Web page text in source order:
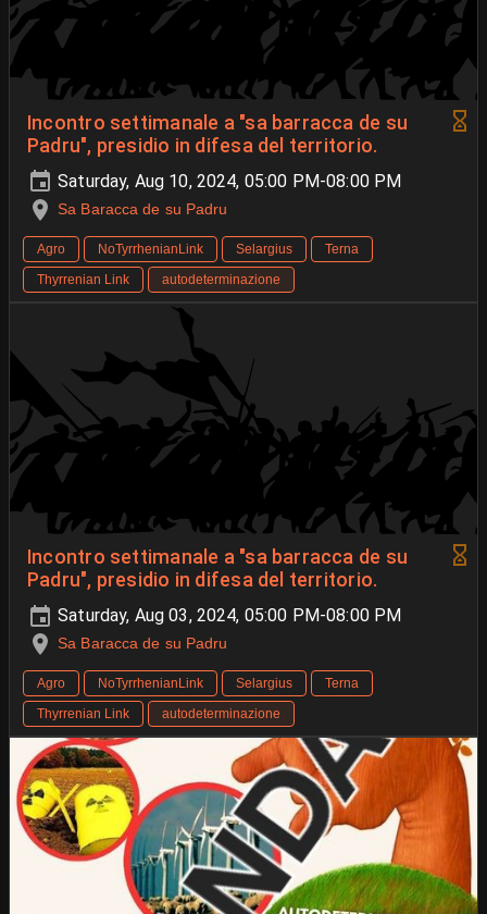
Incontro settimanale a "sa barracca de su
Padru", presidio in difesa del territorio.
Saturday, Aug 10, 2024, 05:00 PM-08:00 PM
Sa Baracca de su Padru
Agro NoTyrrhenianLink Selargius
Terna
Thyrrenian Link
autodeterminazione
Incontro settimanale a "sa barracca de su
Padru", presidio in difesa del territorio.
Saturday, Aug 03, 2024, 05:00 PM-08:00 PM
Sa Baracca de su Padru
Agro NoTyrrhenianLink Selargius
Terna
Thyrrenian Link
autodeterminazione